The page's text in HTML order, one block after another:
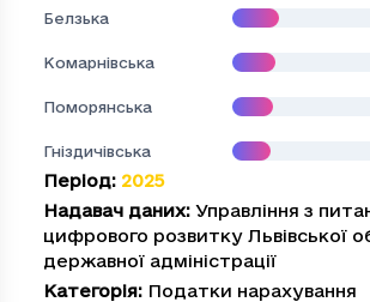
Белзька
Комарнівська
Поморянська
Гніздичівська
Період: 2025
Надавач даних: Управління з
цифрового розвитку Львівської
державної адміністрації
Категорія: Податки нарахування